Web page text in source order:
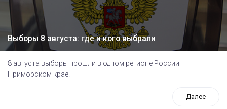
Выборы 8 августа: где и кого выбрали
8 августа выборы прошли в одном регионе России –
Приморском крае.
Далее